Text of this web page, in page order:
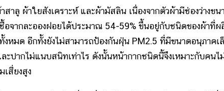
ผ้าใยสังเคราะห์ และผ้ามัสลิน เนื่องจากตัวผ้ามีช่องว่างขน
อจากละอองฝอยได้ประมาณ 54-59% ขึ้นอยู่กับชนิดของผ้าที่ผ
หมด อีกทั้งยังไม่สามารถป้องกันฝุ่น PM2.5 ที่มีขนาดอนุภาคเ
ะปากไม่แนบสนิทเท่าไร ดังนั้นหน้ากากชนิดนี้จึงเหมาะกับคนไ
สี่ยงสูง